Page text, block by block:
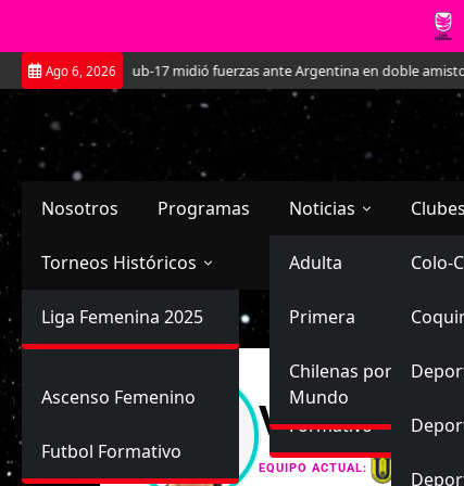
Saltar
al
contenido
Ago 6, 2026
La Roja Sub-17 midió fuerzas ante Argentina en doble amistoso en
Nosotros Programas Noticias
Selección Chilena
Adulta
Sub-20
Sub-17
Futbol Nacional
Primera
Ascenso
Formativo
Futbol Internacional
Chilenas por el
Mundo
Clubes
Colo-
Torneos Históricos
Primera División
Femenina
Liga Femenina 2025
Ascenso Femenino
Futbol Formativo
Victoria
EQUIPO ACTUAL: